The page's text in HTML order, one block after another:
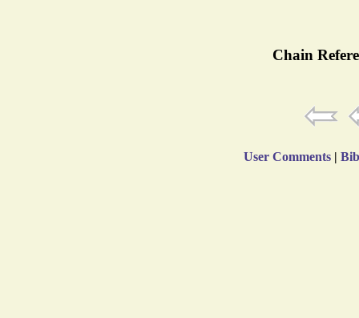
Chain
User Comments |